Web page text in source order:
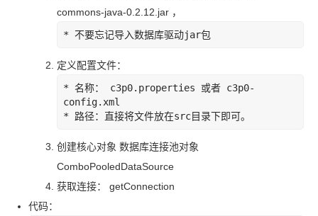
commons-java-0.2.12.jar ，
* 不要忘记导入数据库驱动jar包
定义配置文件：
* 名称： c3p0.properties 或者 c3p0-
* 路径：直接将文件放在src目录下即可。
创建核心对象 数据库连接池对象
ComboPooledDataSource
获取连接： getConnection
代码：